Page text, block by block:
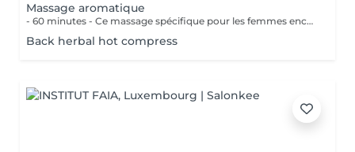
Massage aromatique
- 60 minutes - Ce massage spécifique pour les femmes enceintes permet de soulager le dos, les jambes et toutes autres parties du corps les plus mises à rude épreuve durant la grossesse. Attention ! Ce massage est toutefois déconseillé les 3 premiers mois et le dernier mois de grossesse.
Back herbal hot compress